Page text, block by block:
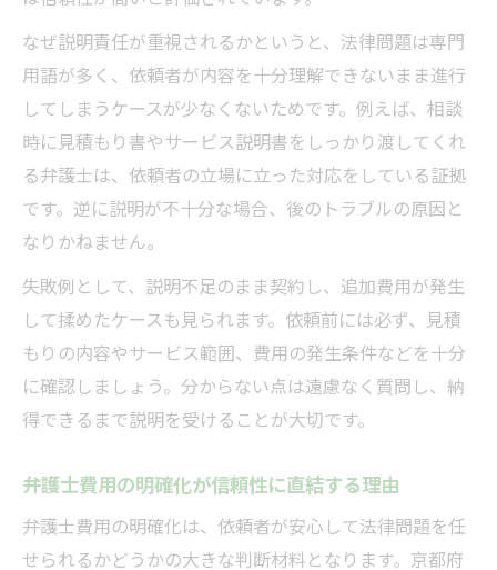
なぜ説明責任が重視されるかというと、法律問題は専門
用語が多く、依頼者が内容を十分理解できないまま進行
してしまうケースが少なくないためです。例えば、相談
時に見積もり書やサービス説明書をしっかり渡してくれ
る弁護士は、依頼者の立場に立った対応をしている証拠
です。逆に説明が不十分な場合、後のトラブルの原因と
なりかねません。
失敗例として、説明不足のまま契約し、追加費用が発生
して揉めたケースも見られます。依頼前には必ず、見積
もりの内容やサービス範囲、費用の発生条件などを十分
に確認しましょう。分からない点は遠慮なく質問し、納
得できるまで説明を受けることが大切です。
弁護士費用の明確化が信頼性に直結する理由
弁護士費用の明確化は、依頼者が安心して法律問題を任
せられるかどうかの大きな判断材料となります。京都府